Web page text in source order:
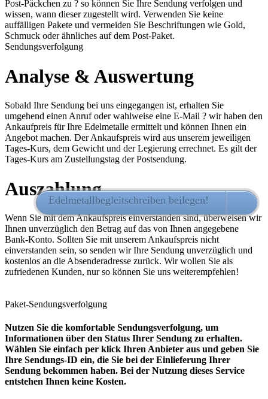
Post-Päckchen zu ? so können Sie Ihre Sendung verfolgen und
wissen, wann dieser zugestellt wird. Verwenden Sie keine
auffälligen Pakete und vermeiden Sie Beschriftungen wie Gold,
Schmuck oder ähnliches auf dem Post-Paket.
Sendungsverfolgung
Analyse & Auswertung
Sobald Ihre Sendung bei uns eingegangen ist, erhalten Sie
umgehend einen Anruf oder wahlweise eine E-Mail ? wir haben den
Ankaufpreis für Ihre Edelmetalle ermittelt und können Ihnen ein
Angebot machen. Der Ankaufspreis wird aus unserem jeweiligen
Tages-Kurs, dem Gewicht und der Legierung errechnet. Es gilt der
Tages-Kurs am Zustellungstag der Postsendung.
Auszahlung
Wenn Sie mit dem Ankaufspreis einverstanden sind, überweisen wir
Ihnen unverzüglich den Betrag auf das von Ihnen angegebene
Bank-Konto. Sollten Sie mit unserem Ankaufspreis nicht
einverstanden sein, so senden wir Ihre Sendung unverzüglich und
kostenlos an die Absenderadresse zurück. Wir wollen Sie als
zufriedenen Kunden, nur so können Sie uns weiterempfehlen!
Paket-Sendungsverfolgung
Nutzen Sie die komfortable Sendungsverfolgung, um
Informationen über den Status Ihrer Sendung zu erhalten.
Wählen Sie einfach per klick Ihren Anbieter aus und geben Sie
Ihre Sendungs-ID ein, die Sie bei der Einlieferung Ihrer
Sendung bekommen haben. Bei der Nutzung dieses Service
entstehen Ihnen keine Kosten.
Edelmetallbegleitschreiben beilegen! HIER